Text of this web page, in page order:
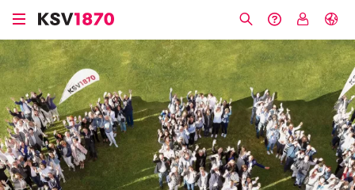
Direkt
zum
Inhalt
Kontakt